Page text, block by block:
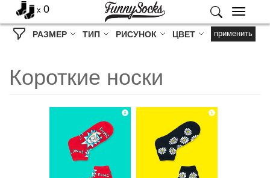
Меню
x 0
РАЗМЕР ТИП РИСУНОК ЦВЕТ применить
Короткие носки